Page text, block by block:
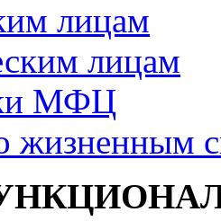
лицам
лицам
МФЦ
жизненным